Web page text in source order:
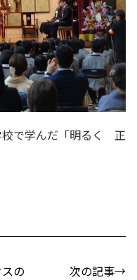
校で学んだ「明るく 正
の
次の記事→